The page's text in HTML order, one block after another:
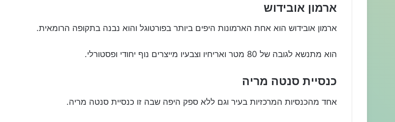
ארמון אובידוש
ארמון אובידוש הוא אחת הארמונות היפים ביותר בפורטוגל והוא נבנה בתקופה הרומאית.
הוא מתנשא לגובה של 80 מטר ואריחיו וצבעיו מייצרים נוף יחודי ופסטורלי.
כנסיית סנטה מריה
אחד מהכנסיות המרכזיות בעיר וגם ללא ספק היפה שבה זו כנסיית סנטה מריה.